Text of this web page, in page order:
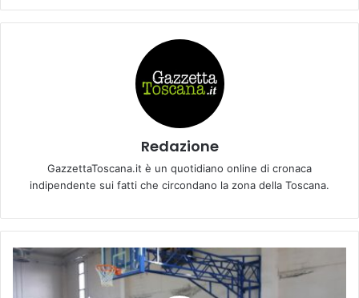
Redazione
GazzettaToscana.it è un quotidiano online di cronaca
indipendente sui fatti che circondano la zona della Toscana.
D
R